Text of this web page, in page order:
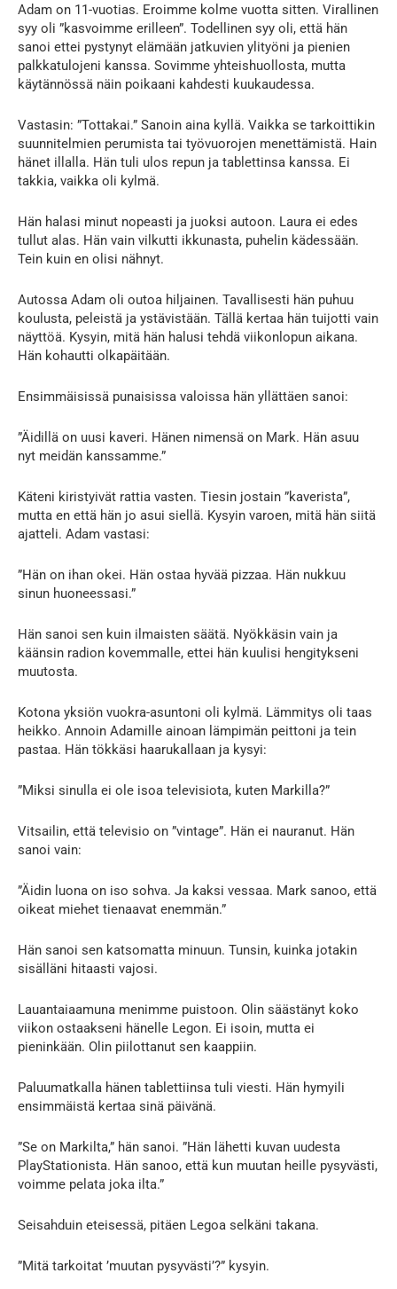
Adam on 11-vuotias. Eroimme kolme vuotta sitten. Virallinen
syy oli ”kasvoimme erilleen”. Todellinen syy oli, että hän
sanoi ettei pystynyt elämään jatkuvien ylityöni ja pienien
palkkatulojeni kanssa. Sovimme yhteishuollosta, mutta
käytännössä näin poikaani kahdesti kuukaudessa.
Vastasin: ”Tottakai.” Sanoin aina kyllä. Vaikka se tarkoittikin
suunnitelmien perumista tai työvuorojen menettämistä. Hain
hänet illalla. Hän tuli ulos repun ja tablettinsa kanssa. Ei
takkia, vaikka oli kylmä.
Hän halasi minut nopeasti ja juoksi autoon. Laura ei edes
tullut alas. Hän vain vilkutti ikkunasta, puhelin kädessään.
Tein kuin en olisi nähnyt.
Autossa Adam oli outoa hiljainen. Tavallisesti hän puhuu
koulusta, peleistä ja ystävistään. Tällä kertaa hän tuijotti vain
näyttöä. Kysyin, mitä hän halusi tehdä viikonlopun aikana.
Hän kohautti olkapäitään.
Ensimmäisissä punaisissa valoissa hän yllättäen sanoi:
”Äidillä on uusi kaveri. Hänen nimensä on Mark. Hän asuu
nyt meidän kanssamme.”
Käteni kiristyivät rattia vasten. Tiesin jostain ”kaverista”,
mutta en että hän jo asui siellä. Kysyin varoen, mitä hän siitä
ajatteli. Adam vastasi:
”Hän on ihan okei. Hän ostaa hyvää pizzaa. Hän nukkuu
sinun huoneessasi.”
Hän sanoi sen kuin ilmaisten säätä. Nyökkäsin vain ja
käänsin radion kovemmalle, ettei hän kuulisi hengitykseni
muutosta.
Kotona yksiön vuokra-asuntoni oli kylmä. Lämmitys oli taas
heikko. Annoin Adamille ainoan lämpimän peittoni ja tein
pastaa. Hän tökkäsi haarukallaan ja kysyi:
”Miksi sinulla ei ole isoa televisiota, kuten Markilla?”
Vitsailin, että televisio on ”vintage”. Hän ei nauranut. Hän
sanoi vain:
”Äidin luona on iso sohva. Ja kaksi vessaa. Mark sanoo, että
oikeat miehet tienaavat enemmän.”
Hän sanoi sen katsomatta minuun. Tunsin, kuinka jotakin
sisälläni hitaasti vajosi.
Lauantaiaamuna menimme puistoon. Olin säästänyt koko
viikon ostaakseni hänelle Legon. Ei isoin, mutta ei
pieninkään. Olin piilottanut sen kaappiin.
Paluumatkalla hänen tablettiinsa tuli viesti. Hän hymyili
ensimmäistä kertaa sinä päivänä.
”Se on Markilta,” hän sanoi. ”Hän lähetti kuvan uudesta
PlayStationista. Hän sanoo, että kun muutan heille pysyvästi,
voimme pelata joka ilta.”
Seisahduin eteisessä, pitäen Legoa selkäni takana.
”Mitä tarkoitat ’muutan pysyvästi’?” kysyin.